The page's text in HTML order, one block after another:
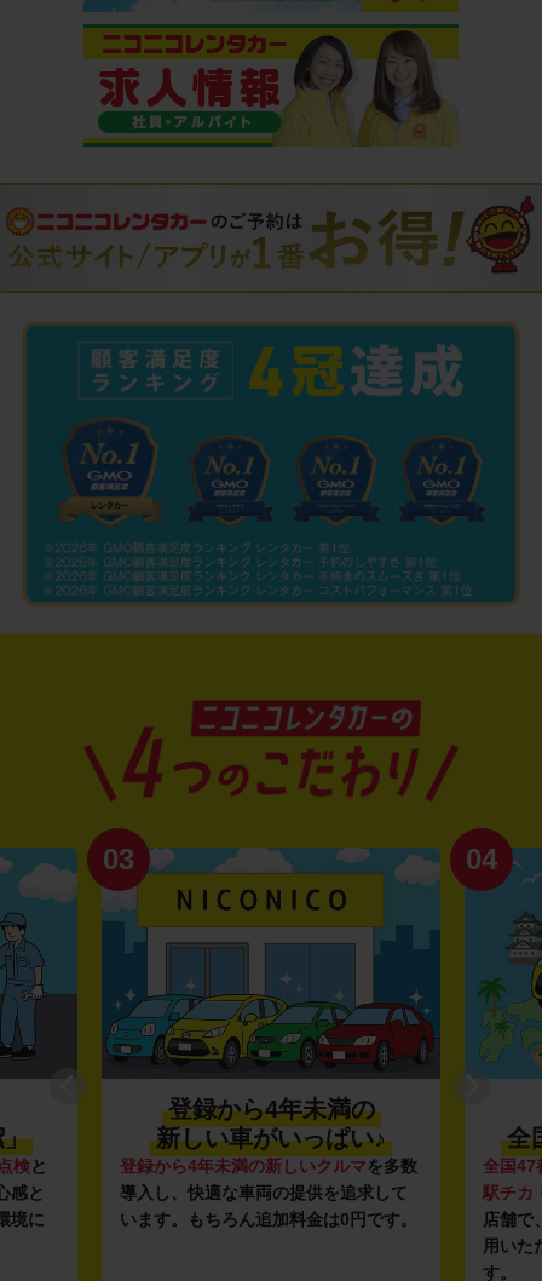
」
検と
感と
境に
03
登録から4年未満の
新しい車がいっぱい♪
登録から4年未満の新しいクルマを多数
導入し、快適な車両の提供を追求して
います。もちろん追加料金は0円です。
04
全
全国47
駅チカ
店舗で
用いた
す。